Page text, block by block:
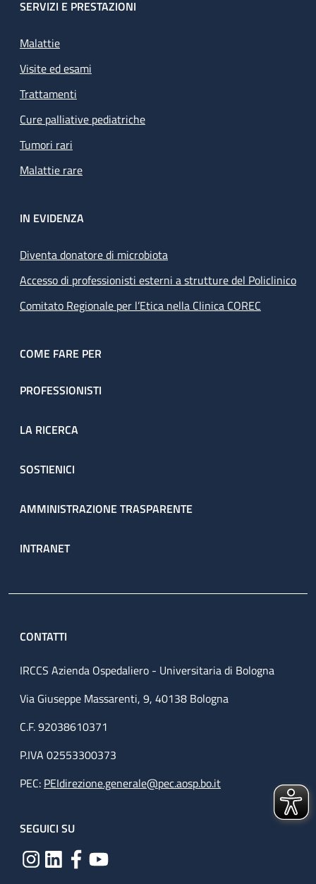
SERVIZI E PRESTAZIONI
Malattie
Visite ed esami
Trattamenti
Cure palliative pediatriche
Tumori rari
Malattie rare
IN EVIDENZA
Diventa donatore di microbiota
Accesso di professionisti esterni a strutture del Policlinico
Comitato Regionale per l’Etica nella Clinica COREC
COME FARE PER
PROFESSIONISTI
LA RICERCA
SOSTIENICI
AMMINISTRAZIONE TRASPARENTE
INTRANET
CONTATTI
IRCCS Azienda Ospedaliero - Universitaria di Bologna
Via Giuseppe Massarenti, 9, 40138 Bologna
C.F. 92038610371
P.IVA 02553300373
PEC: PEIdirezione.generale@pec.aosp.bo.it
SEGUICI SU